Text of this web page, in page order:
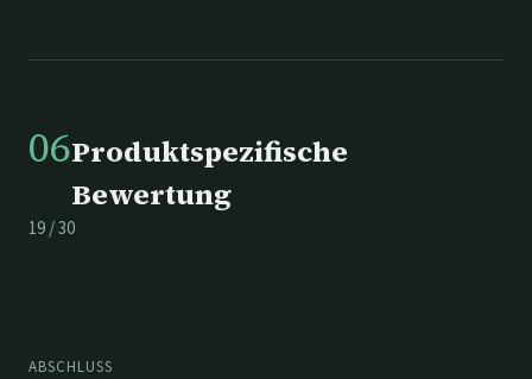
06Produktspezifische
Bewertung
19/30
ABSCHLUSS